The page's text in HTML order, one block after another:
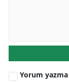
Yorum yazma